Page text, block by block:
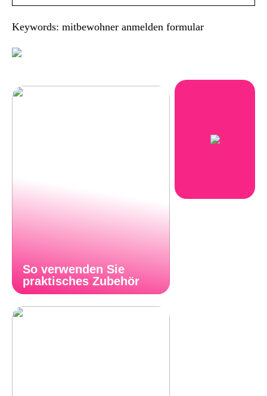
Keywords: mitbewohner anmelden formular
So verwenden Sie
praktisches Zubehör